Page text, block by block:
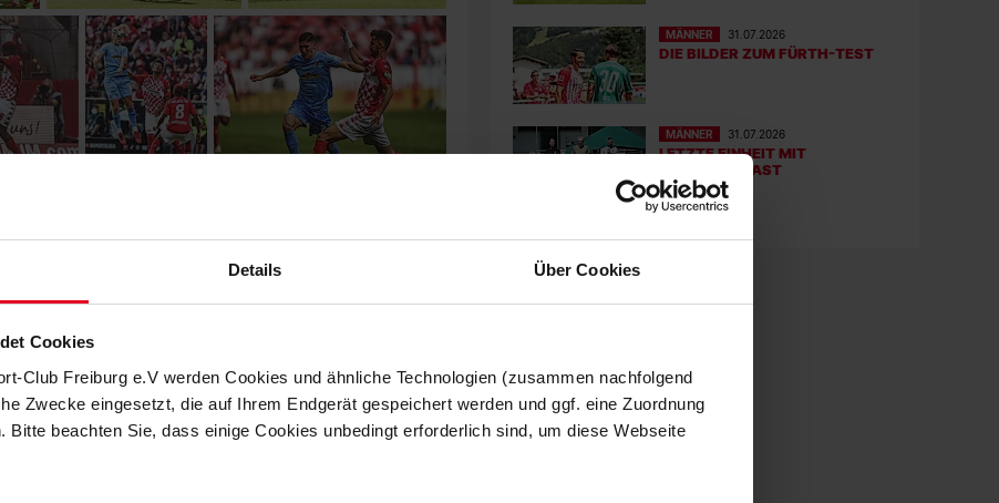
Details Über Cookies
Cookies
Club Freiburg e.V werden Cookies und ähnliche Technologien (zusammen nachfolgend
Zwecke eingesetzt, die auf Ihrem Endgerät gespeichert werden und ggf. eine Zuordnung
Bitte beachten Sie, dass einige Cookies unbedingt erforderlich sind, um diese Webseite
MÄNNER 31.07.2026
DIE BILDER ZUM FÜRTH-TEST
MÄNNER 31.07.2026
LETZTE EINHEIT MIT
TRAININGSGAST